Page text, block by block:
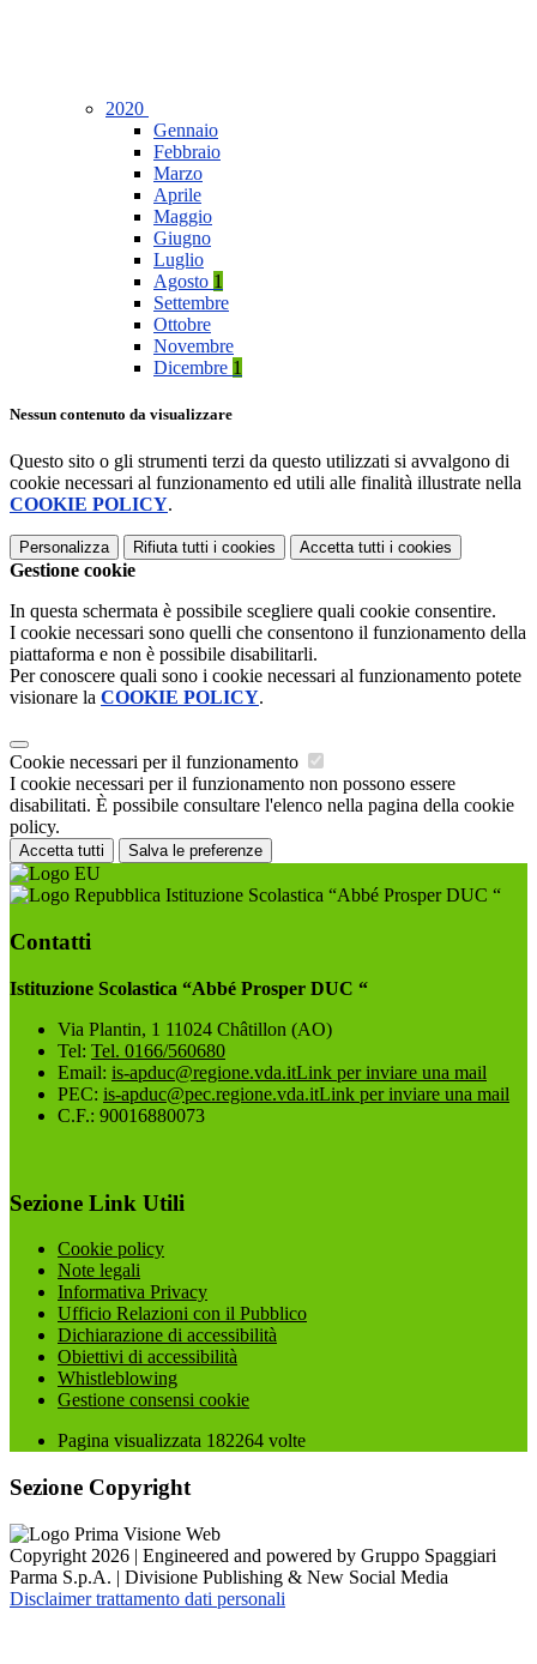
2020
Gennaio
Febbraio
Marzo
Aprile
Maggio
Giugno
Luglio
Agosto 1
Settembre
Ottobre
Novembre
Dicembre 1
Nessun contenuto da visualizzare
Questo sito o gli strumenti terzi da questo utilizzati si avvalgono di
cookie necessari al funzionamento ed utili alle finalità illustrate nella
COOKIE POLICY.
Personalizza Rifiuta tutti i cookies Accetta tutti i cookies
Gestione cookie
In questa schermata è possibile scegliere quali cookie consentire.
I cookie necessari sono quelli che consentono il funzionamento della
piattaforma e non è possibile disabilitarli.
Per conoscere quali sono i cookie necessari al funzionamento potete
visionare la COOKIE POLICY.
Cookie necessari per il funzionamento
I cookie necessari per il funzionamento non possono essere
disabilitati. È possibile consultare l'elenco nella pagina della cookie
policy.
Accetta tutti Salva le preferenze
Istituzione Scolastica “Abbé Prosper DUC “
Contatti
Istituzione Scolastica “Abbé Prosper DUC “
Via Plantin, 1 11024 Châtillon (AO)
Tel: Tel. 0166/560680
Email: is-apduc@regione.vda.itLink per inviare una mail
PEC: is-apduc@pec.regione.vda.itLink per inviare una mail
C.F.: 90016880073
Sezione Link Utili
Cookie policy
Note legali
Informativa Privacy
Ufficio Relazioni con il Pubblico
Dichiarazione di accessibilità
Obiettivi di accessibilità
Whistleblowing
Gestione consensi cookie
Pagina visualizzata 182264 volte
Sezione Copyright
Copyright 2026 | Engineered and powered by Gruppo Spaggiari
Parma S.p.A. | Divisione Publishing & New Social Media
Disclaimer trattamento dati personali